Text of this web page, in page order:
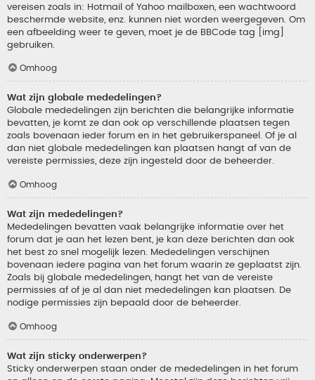
vereisen zoals in: Hotmail of Yahoo mailboxen, een wachtwoord
beschermde website, enz. kunnen niet worden weergegeven. Om
een afbeelding weer te geven, moet je de BBCode tag [img]
gebruiken.
Omhoog
Wat zijn globale mededelingen?
Globale mededelingen zijn berichten die belangrijke informatie
bevatten, je komt ze dan ook op verschillende plaatsen tegen
zoals bovenaan ieder forum en in het gebruikerspaneel. Of je al
dan niet globale mededelingen kan plaatsen hangt af van de
vereiste permissies, deze zijn ingesteld door de beheerder.
Omhoog
Wat zijn mededelingen?
Mededelingen bevatten vaak belangrijke informatie over het
forum dat je aan het lezen bent, je kan deze berichten dan ook
het best zo snel mogelijk lezen. Mededelingen verschijnen
bovenaan iedere pagina van het forum waarin ze geplaatst zijn.
Zoals bij globale mededelingen, hangt het van de vereiste
permissies af of je al dan niet mededelingen kan plaatsen. De
nodige permissies zijn bepaald door de beheerder.
Omhoog
Wat zijn sticky onderwerpen?
Sticky onderwerpen staan onder de mededelingen in het forum